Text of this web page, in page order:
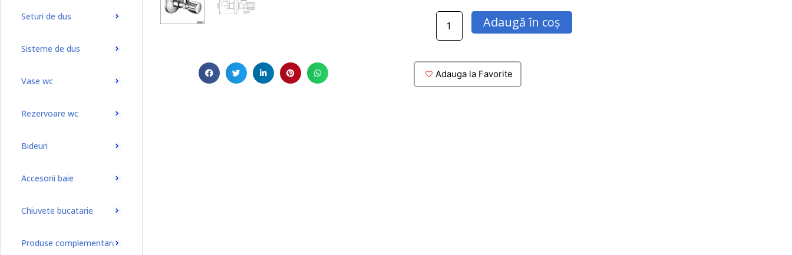
Seturi de dus
Sisteme de dus
Vase wc
Rezervoare wc
Bideuri
Accesorii baie
Chiuvete bucatarie
Produse complementare
Cantitate
Schell
-
Adaugă în coș
Adauga la Favorite